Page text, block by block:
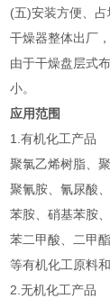
(五)安装方便、
干燥器整体出厂
由于干燥盘层式
小。
应用范围
1.有机化工产品
聚氯乙烯树脂、
聚氰胺、氰尿酸
苯胺、硝基苯胺
苯二甲酸、二甲
等有机化工原料和
2.无机化工产品